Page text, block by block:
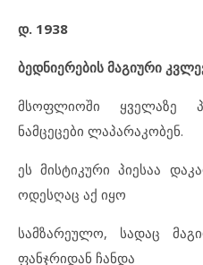
დ. 1938
ბედნიერების მაგიური
მსოფლიოში ყველაზე
ნამცეცები ლაპარაკობენ.
ეს მისტიკური პიესაა
ოდესღაც აქ იყო
სამზარეულო, სადაც
ფანჯრიდან ჩანდა